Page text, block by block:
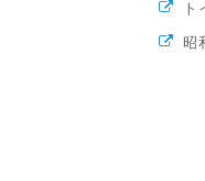
ト
昭